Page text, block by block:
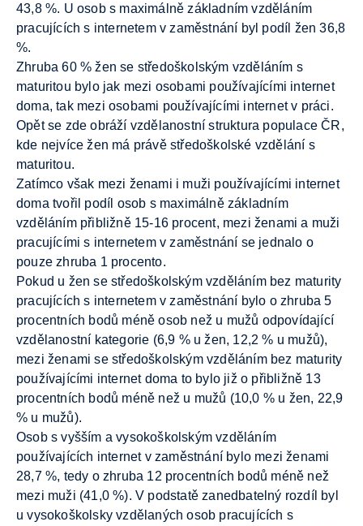
43,8 %. U osob s maximálně základním vzděláním
pracujících s internetem v zaměstnání byl podíl žen 36,8
%.
Zhruba 60 % žen se středoškolským vzděláním s
maturitou bylo jak mezi osobami používajícími internet
doma, tak mezi osobami používajícími internet v práci.
Opět se zde obráží vzdělanostní struktura populace ČR,
kde nejvíce žen má právě středoškolské vzdělání s
maturitou.
Zatímco však mezi ženami i muži používajícími internet
doma tvořil podíl osob s maximálně základním
vzděláním přibližně 15-16 procent, mezi ženami a muži
pracujícími s internetem v zaměstnání se jednalo o
pouze zhruba 1 procento.
Pokud u žen se středoškolským vzděláním bez maturity
pracujících s internetem v zaměstnání bylo o zhruba 5
procentních bodů méně osob než u mužů odpovídající
vzdělanostní kategorie (6,9 % u žen, 12,2 % u mužů),
mezi ženami se středoškolským vzděláním bez maturity
používajícími internet doma to bylo již o přibližně 13
procentních bodů méně než u mužů (10,0 % u žen, 22,9
% u mužů).
Osob s vyšším a vysokoškolským vzděláním
používajících internet v zaměstnání bylo mezi ženami
28,7 %, tedy o zhruba 12 procentních bodů méně než
mezi muži (41,0 %). V podstatě zanedbatelný rozdíl byl
u vysokoškolsky vzdělaných osob pracujících s